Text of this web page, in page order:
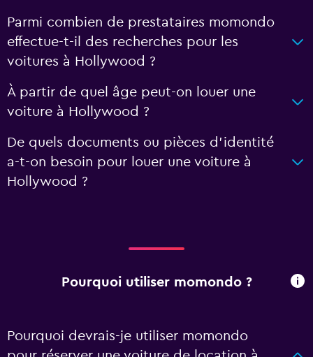
Parmi combien de prestataires momondo
effectue-t-il des recherches pour les
voitures à Hollywood ?
À partir de quel âge peut-on louer une
voiture à Hollywood ?
De quels documents ou pièces d'identité
a-t-on besoin pour louer une voiture à
Hollywood ?
Pourquoi utiliser momondo ?
Pourquoi devrais-je utiliser momondo